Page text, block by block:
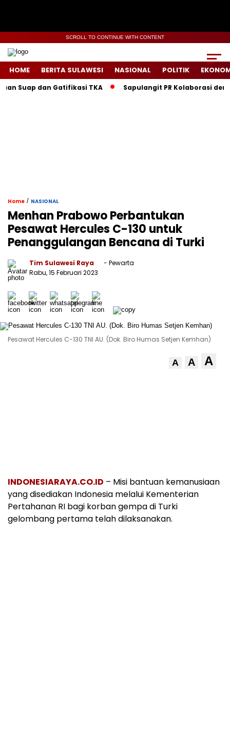
SCROLL TO CONTINUE WITH CONTENT
HOME BERITA SULAWESI NASIONAL POLITIK
dan Gatifikasi TKA Sapulangit PR Kolaborasi dengan
Home / NASIONAL
Menhan Prabowo Perbantukan
Pesawat Hercules C-130 untuk
Penanggulangan Bencana di Turki
Tim Sulawesi Raya
- Pewarta
Rabu, 15 Februari 2023
Pesawat Hercules C-130 TNI AU. (Dok. Biro Humas Setjen Kemhan)
A A A
INDONESIARAYA.CO.ID – Misi bantuan kemanusiaan
yang disediakan Indonesia melalui Kementerian
Pertahanan RI bagi korban gempa di Turki
gelombang pertama telah dilaksanakan.